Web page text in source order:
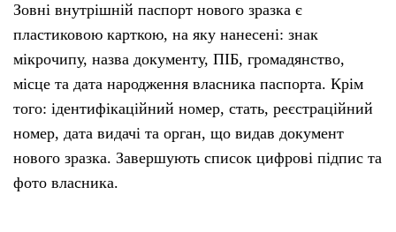
Зовні внутрішній паспорт нового зразка є
пластиковою карткою, на яку нанесені: знак
мікрочипу, назва документу, ПІБ, громадянство,
місце та дата народження власника паспорта. Крім
того: ідентифікаційний номер, стать, реєстраційний
номер, дата видачі та орган, що видав документ
нового зразка. Завершують список цифрові підпис та
фото власника.